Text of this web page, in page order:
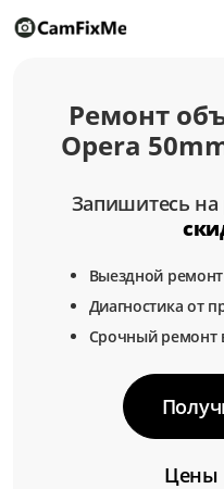
Ремонт
Opera
Запишитесь
Выездной
Диагностика от
Срочный ремонт
Цены